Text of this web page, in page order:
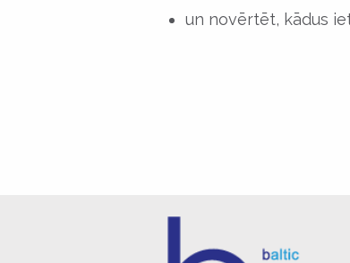
un novērtēt, kādus